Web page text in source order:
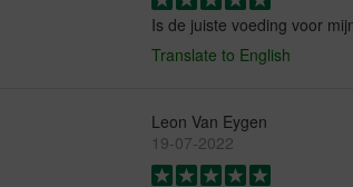
Is de juiste voeding voor
Translate to English
Leon Van Eygen
19-07-2022